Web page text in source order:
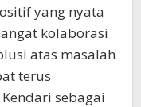
yang nyata
kolaborasi
atas masalah
terus
sebagai